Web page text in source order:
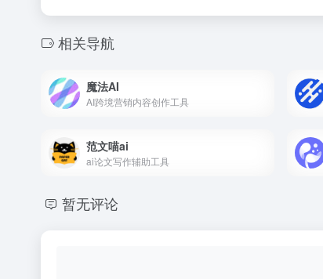
相关导航
魔法AI
AI跨境营销内容创作工具
范文喵ai
ai论文写作辅助工具
暂无评论